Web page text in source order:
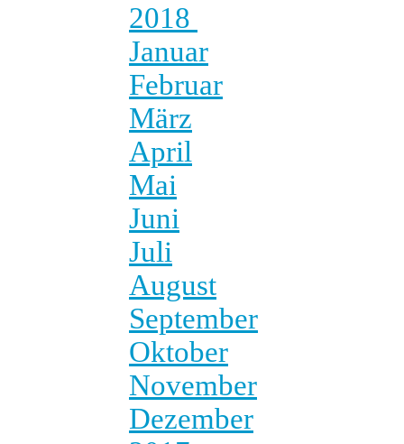
2018
Januar
Februar
März
April
Mai
Juni
Juli
August
September
Oktober
November
Dezember